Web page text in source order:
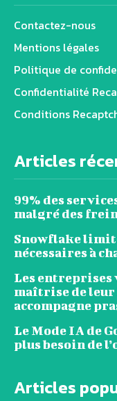
Contactez-nous
Mentions légales
Politique de
Confidentialité
Conditions
Articles
99% des
malgré des
Snowflake
nécessaires à
Les
maîtrise de leur
accompagne
Le Mode IA de
plus besoin de
Articles